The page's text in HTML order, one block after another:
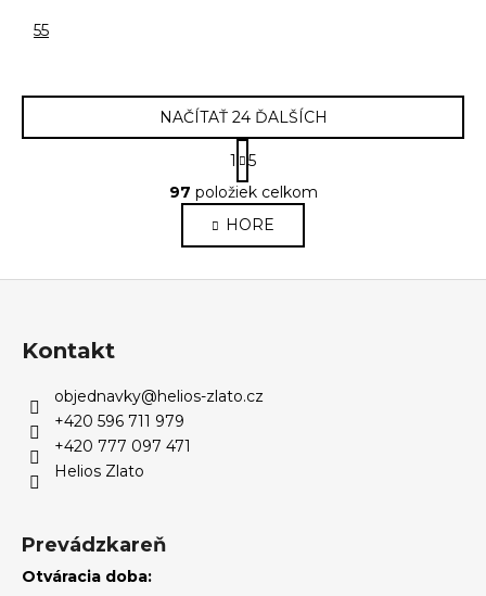
55
O
v
l
á
d
p
NAČÍTAŤ 24 ĎALŠÍCH
S
t
r
á
n
k
1
5
97 položiek celkom
HORE
Kontakt
objednavky@helios-zlato.cz
+420 596 711 979
+420 777 097 471
Helios Zlato
Prevádzkareň
Otváracia doba: